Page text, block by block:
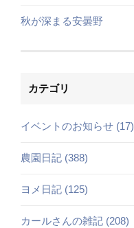
秋が深まる安曇野
カテゴリ
イベントのお知らせ (17)
農園日記 (388)
ヨメ日記 (125)
カールさんの雑記 (208)